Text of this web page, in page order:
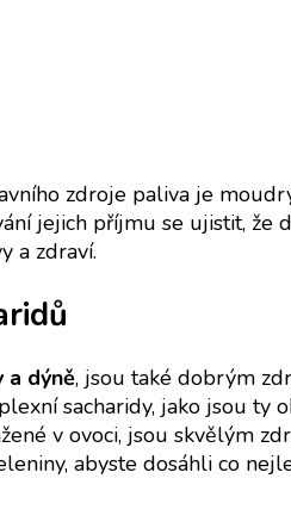
zdroje paliva je
jejich příjmu se ujistit,
a zdraví.
a dýně, jsou také dobrým
sacharidy, jako jsou ty
v ovoci, jsou skvělým
abyste dosáhli co